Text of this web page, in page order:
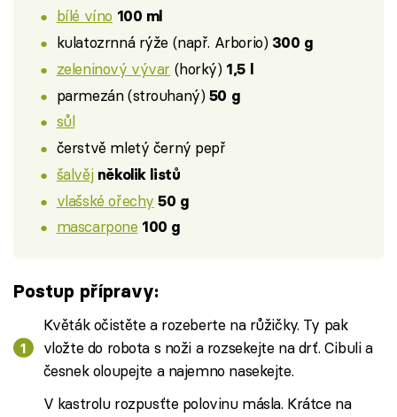
bílé víno 100 ml
kulatozrnná rýže (např. Arborio) 300 g
zeleninový vývar (horký) 1,5 l
parmezán (strouhaný) 50 g
sůl
čerstvě mletý černý pepř
šalvěj několik listů
vlašské ořechy 50 g
mascarpone 100 g
Postup přípravy:
Květák očistěte a rozeberte na růžičky. Ty pak
vložte do robota s noži a rozsekejte na drť. Cibuli a
česnek oloupejte a najemno nasekejte.
V kastrolu rozpusťte polovinu másla. Krátce na